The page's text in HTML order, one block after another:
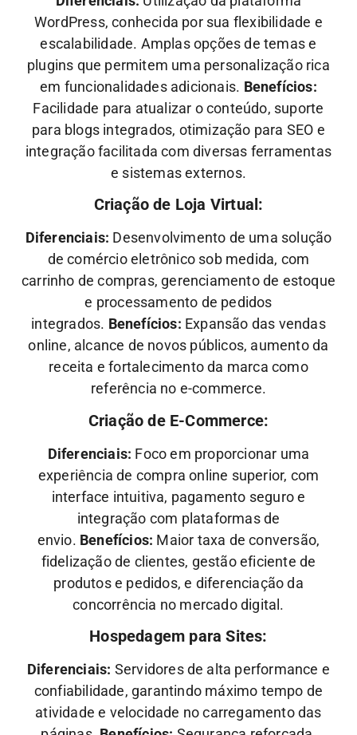
WordPress, conhecida por sua flexibilidade e
escalabilidade. Amplas opções de temas e
plugins que permitem uma personalização rica
em funcionalidades adicionais. Benefícios:
Facilidade para atualizar o conteúdo, suporte
para blogs integrados, otimização para SEO e
integração facilitada com diversas ferramentas
e sistemas externos.
Criação de Loja Virtual:
Diferenciais: Desenvolvimento de uma solução
de comércio eletrônico sob medida, com
carrinho de compras, gerenciamento de estoque
e processamento de pedidos
integrados. Benefícios: Expansão das vendas
online, alcance de novos públicos, aumento da
receita e fortalecimento da marca como
referência no e-commerce.
Criação de E-Commerce:
Diferenciais: Foco em proporcionar uma
experiência de compra online superior, com
interface intuitiva, pagamento seguro e
integração com plataformas de
envio. Benefícios: Maior taxa de conversão,
fidelização de clientes, gestão eficiente de
produtos e pedidos, e diferenciação da
concorrência no mercado digital.
Hospedagem para Sites:
Diferenciais: Servidores de alta performance e
confiabilidade, garantindo máximo tempo de
atividade e velocidade no carregamento das